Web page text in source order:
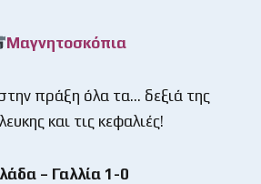
Μαγνητοσκόπια
πράξη όλα τα… δεξιά της
και τις κεφαλιές!
– Γαλλία 1-0